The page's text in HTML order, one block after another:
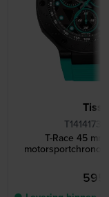
T-Race 45